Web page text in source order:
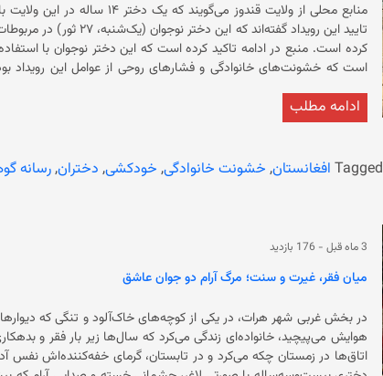
تایید این رویداد
می‌کند. همچنین نهادهای حقوق بشری هشدار می‌دهند که وضع
ادامه مطلب
Tagged افغانستان, خشونت خانوادگی, خودکشی, دختران,رسانه
3 ماه قبل - 176 بازدید
میان فقر، غیرت و سنت؛ مرگ آرام دو جوان عاشق
در بخش غربی شهر هرات، در یکی از کوچه‌های خاک‌آلود و تنگی که
هوایش می‌پیچید، خانواده‌ای زندگی می‌کرد که سال‌ها زیر بار فقر و
اتاق‌ها در زمستان چکه می‌کرد و در تابستان، گرمای خفه‌کننده‌اش نفس